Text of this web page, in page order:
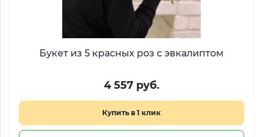
Букет из 5 красных роз с эвкалиптом
4 557 руб.
Купить в 1 клик